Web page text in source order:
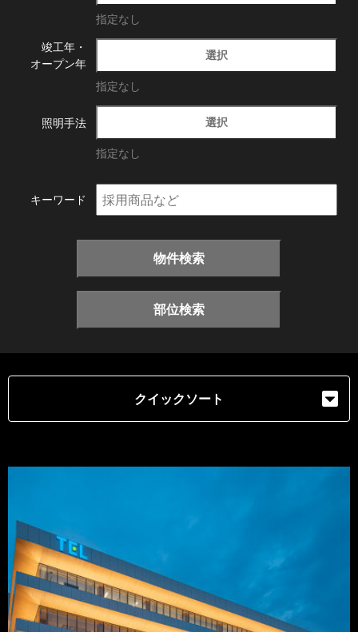
指定なし
竣工年・
オープン年
選択
指定なし
照明手法 選択
指定なし
キーワード
物件検索
部位検索
クイックソート